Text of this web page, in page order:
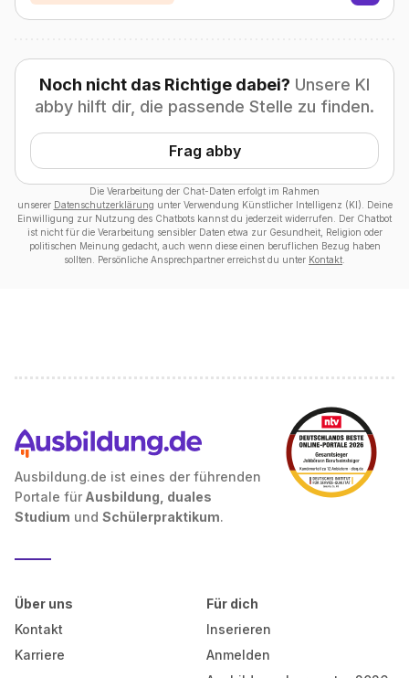
Noch nicht das Richtige dabei? Unsere KI
abby hilft dir, die passende Stelle zu finden.
Frag abby
Die Verarbeitung der Chat-Daten erfolgt im Rahmen
unserer Datenschutzerklärung unter Verwendung Künstlicher Intelligenz (KI). Deine
Einwilligung zur Nutzung des Chatbots kannst du jederzeit widerrufen. Der Chatbot
ist nicht für die Verarbeitung sensibler Daten etwa zur Gesundheit, Religion oder
politischen Meinung gedacht, auch wenn diese einen beruflichen Bezug haben
sollten. Persönliche Ansprechpartner erreichst du unter Kontakt
Ausbildung.de ist eines der führenden
Portale für Ausbildung, duales
Studium und Schülerpraktikum.
Über uns
Kontakt
Karriere
Für dich
Inserieren
Anmelden